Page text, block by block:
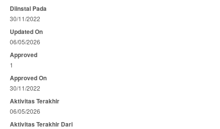
Diinstal Pada
30/11/2022
Updated On
06/05/2026
Approved
1
Approved On
30/11/2022
Aktivitas Terakhir
06/05/2026
Aktivitas Terakhir Dari